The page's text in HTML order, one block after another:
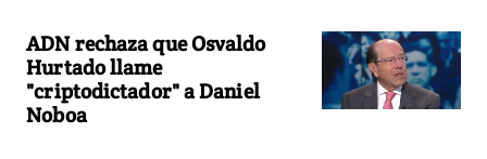
ADN rechaza que Osvaldo
Hurtado llame
"criptodictador" a Daniel
Noboa